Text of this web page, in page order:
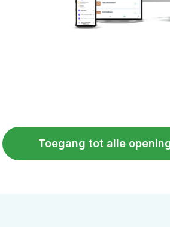
Toegang tot alle